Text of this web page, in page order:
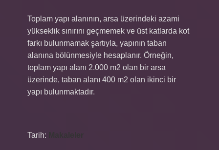
Toplam yapı alanının, arsa üzerindeki azami
yükseklik sınırını geçmemek ve üst katlarda kot
farkı bulunmamak şartıyla, yapının taban
alanına bölünmesiyle hesaplanır. Örneğin,
toplam yapı alanı 2.000 m2 olan bir arsa
üzerinde, taban alanı 400 m2 olan ikinci bir
yapı bulunmaktadır.
Tarih: